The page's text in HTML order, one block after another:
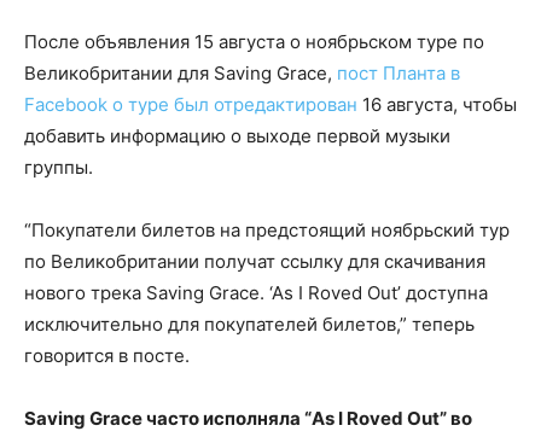
После объявления 15 августа о ноябрьском туре по
Великобритании для Saving Grace, пост Планта в
Facebook о туре был отредактирован 16 августа, чтобы
добавить информацию о выходе первой музыки
группы.
“Покупатели билетов на предстоящий ноябрьский тур
по Великобритании получат ссылку для скачивания
нового трека Saving Grace. ‘As I Roved Out’ доступна
исключительно для покупателей билетов,” теперь
говорится в посте.
Saving Grace часто исполняла “As I Roved Out” во